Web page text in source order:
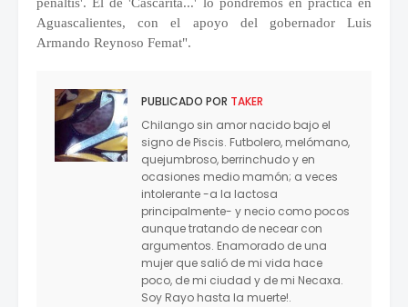
penaltis'. El de 'Cascarita...' lo pondremos en práctica en
Aguascalientes, con el apoyo del gobernador Luis
Armando Reynoso Femat".
PUBLICADO POR TAKER
Chilango sin amor nacido bajo el
signo de Piscis. Futbolero, melómano,
quejumbroso, berrinchudo y en
ocasiones medio mamón; a veces
intolerante -a la lactosa
principalmente- y necio como pocos
aunque tratando de necear con
argumentos. Enamorado de una
mujer que salió de mi vida hace
poco, de mi ciudad y de mi Necaxa.
Soy Rayo hasta la muerte!.